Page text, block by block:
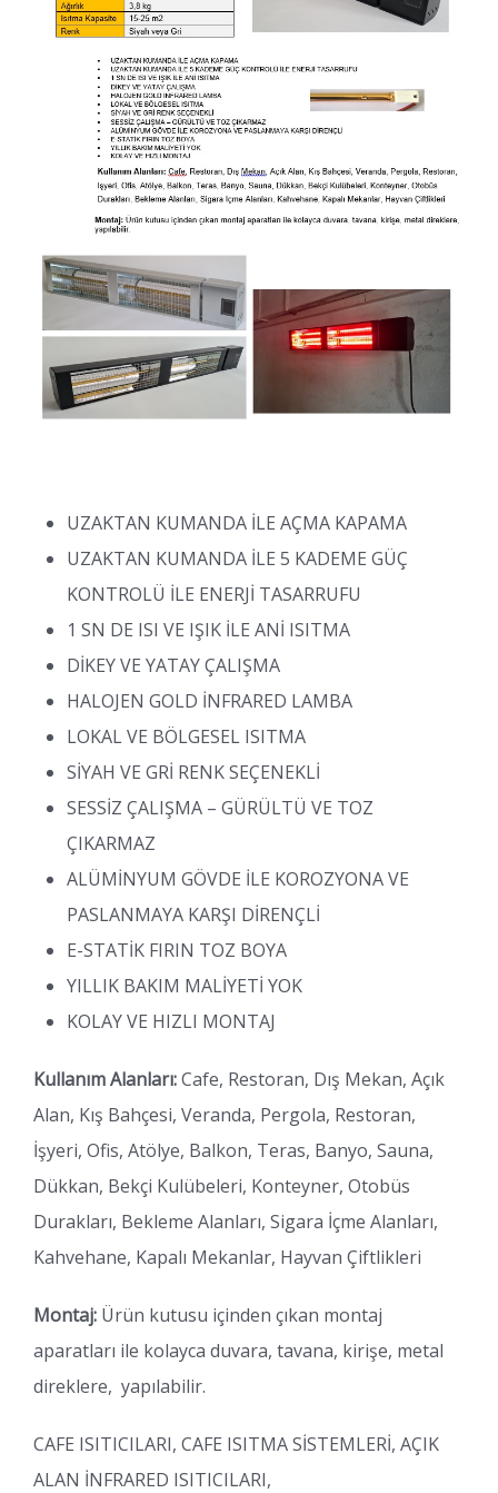
UZAKTAN KUMANDA İLE AÇMA KAPAMA
UZAKTAN KUMANDA İLE 5 KADEME GÜÇ
KONTROLÜ İLE ENERJİ TASARRUFU
1 SN DE ISI VE IŞIK İLE ANİ ISITMA
DİKEY VE YATAY ÇALIŞMA
HALOJEN GOLD İNFRARED LAMBA
LOKAL VE BÖLGESEL ISITMA
SİYAH VE GRİ RENK SEÇENEKLİ
SESSİZ ÇALIŞMA – GÜRÜLTÜ VE TOZ
ÇIKARMAZ
ALÜMİNYUM GÖVDE İLE KOROZYONA VE
PASLANMAYA KARŞI DİRENÇLİ
E-STATİK FIRIN TOZ BOYA
YILLIK BAKIM MALİYETİ YOK
KOLAY VE HIZLI MONTAJ
Kullanım Alanları:Cafe, Restoran, Dış Mekan, Açık
Alan, Kış Bahçesi, Veranda, Pergola, Restoran,
İşyeri, Ofis, Atölye, Balkon, Teras, Banyo, Sauna,
Dükkan, Bekçi Kulübeleri, Konteyner, Otobüs
Durakları, Bekleme Alanları, Sigara İçme Alanları,
Kahvehane, Kapalı Mekanlar, Hayvan Çiftlikleri
Montaj: Ürün kutusu içinden çıkan montaj
aparatları ile kolayca duvara, tavana, kirişe, metal
direklere, yapılabilir.
CAFE ISITICILARI, CAFE ISITMA SİSTEMLERİ, AÇIK
ALAN İNFRARED ISITICILARI,